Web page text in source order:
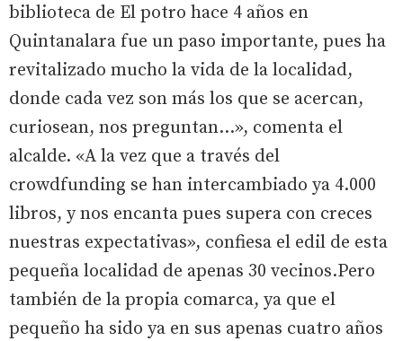
biblioteca de El potro hace 4 años en
Quintanalara fue un paso importante, pues ha
revitalizado mucho la vida de la localidad,
donde cada vez son más los que se acercan,
curiosean, nos preguntan...», comenta el
alcalde. «A la vez que a través del
crowdfunding se han intercambiado ya 4.000
libros, y nos encanta pues supera con creces
nuestras expectativas», confiesa el edil de esta
pequeña localidad de apenas 30 vecinos.Pero
también de la propia comarca, ya que el
pequeño ha sido ya en sus apenas cuatro años